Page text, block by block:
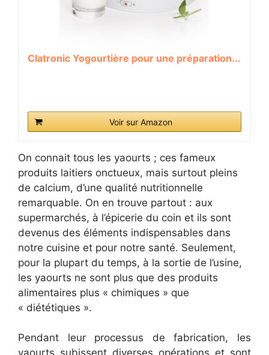
Clatronic Yogourtière pour une préparation...
Voir sur Amazon
On connait tous les yaourts ; ces fameux
produits laitiers onctueux, mais surtout pleins
de calcium, d’une qualité nutritionnelle
remarquable. On en trouve partout : aux
supermarchés, à l’épicerie du coin et ils sont
devenus des éléments indispensables dans
notre cuisine et pour notre santé. Seulement,
pour la plupart du temps, à la sortie de l’usine,
les yaourts ne sont plus que des produits
alimentaires plus « chimiques » que
« diététiques ».
Pendant leur processus de fabrication, les
yaourts subissent diverses opérations et sont